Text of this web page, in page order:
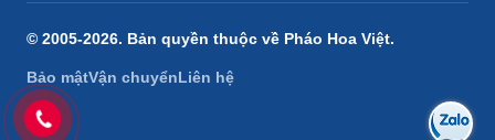
© 2005-2026. Bản quyền thuộc về Pháo Hoa Việt.
Bảo mậtVận chuyểnLiên hệ